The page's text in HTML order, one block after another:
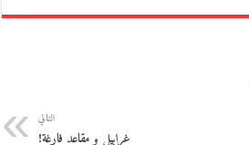
التالي
غرابيل و مقاعد فارغة!